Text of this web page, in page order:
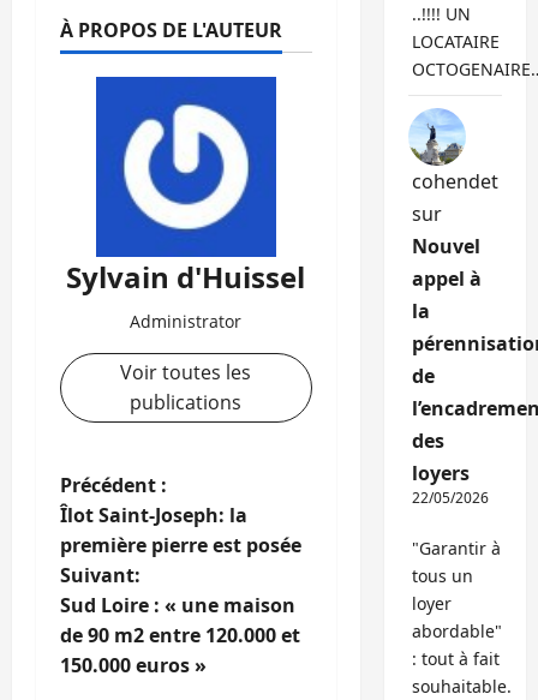
À PROPOS DE L'AUTEUR
Sylvain d'Huissel
Administrator
Voir toutes les
publications
N
a
v
i
Précédent :
Îlot Saint-Joseph: la
première pierre est posée
Suivant:
Sud Loire : « une maison
de 90 m2 entre 120.000 et
150.000 euros »
..!!!! UN
LOCATAIRE
cohendet
sur
Nouvel
appel à
la
de
des
loyers
22/05/2026
"Garantir à
tous un
loyer
abordable"
: tout à fait
souhaitable.